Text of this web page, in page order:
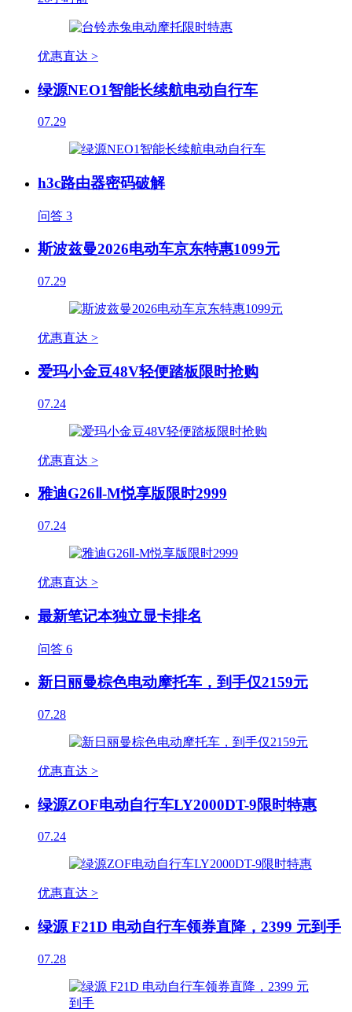
优惠直达 >
绿源NEO1智能长续航电动自行车
07.29
h3c路由器密码破解
问答 3
斯波兹曼2026电动车京东特惠1099元
07.29
优惠直达 >
爱玛小金豆48V轻便踏板限时抢购
07.24
优惠直达 >
雅迪G26Ⅱ-M悦享版限时2999
07.24
优惠直达 >
最新笔记本独立显卡排名
问答 6
新日丽曼棕色电动摩托车，到手仅2159元
07.28
优惠直达 >
绿源ZOF电动自行车LY2000DT-9限时特惠
07.24
优惠直达 >
绿源 F21D 电动自行车领券直降，2399 元到手
07.28